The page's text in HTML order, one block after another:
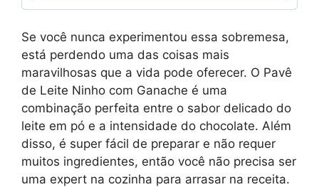
Se você nunca experimentou essa sobremesa,
está perdendo uma das coisas mais
maravilhosas que a vida pode oferecer. O Pavê
de Leite Ninho com Ganache é uma
combinação perfeita entre o sabor delicado do
leite em pó e a intensidade do chocolate. Além
disso, é super fácil de preparar e não requer
muitos ingredientes, então você não precisa ser
uma expert na cozinha para arrasar na receita.